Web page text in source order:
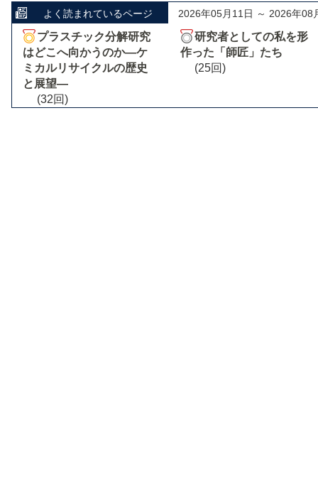
よく読まれているページ 2026年05月11日 ～ 2026年08
プラスチック分解研究
はどこへ向かうのか―ケ
ミカルリサイクルの歴史
と展望―
(32回)
研究者としての私を形
作った「師匠」たち
(25回)